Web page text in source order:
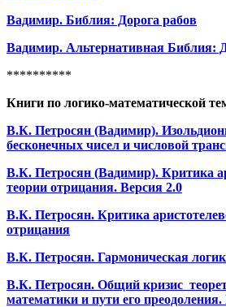
Вадимир. Библия: Дорога рабов
Вадимир. Альтернативная Библия:
**********
Книги по логико-математической
В.К. Петросян (Вадимир).
бесконечных чисел и числовой
В.К. Петросян (Вадимир). Критика
теории отрицания. Версия 2.0
В.К. Петросян. Критика
отрицания
В.К. Петросян. Гармоническая
В.К. Петросян. Общий кризис
математики и пути его преодоления.